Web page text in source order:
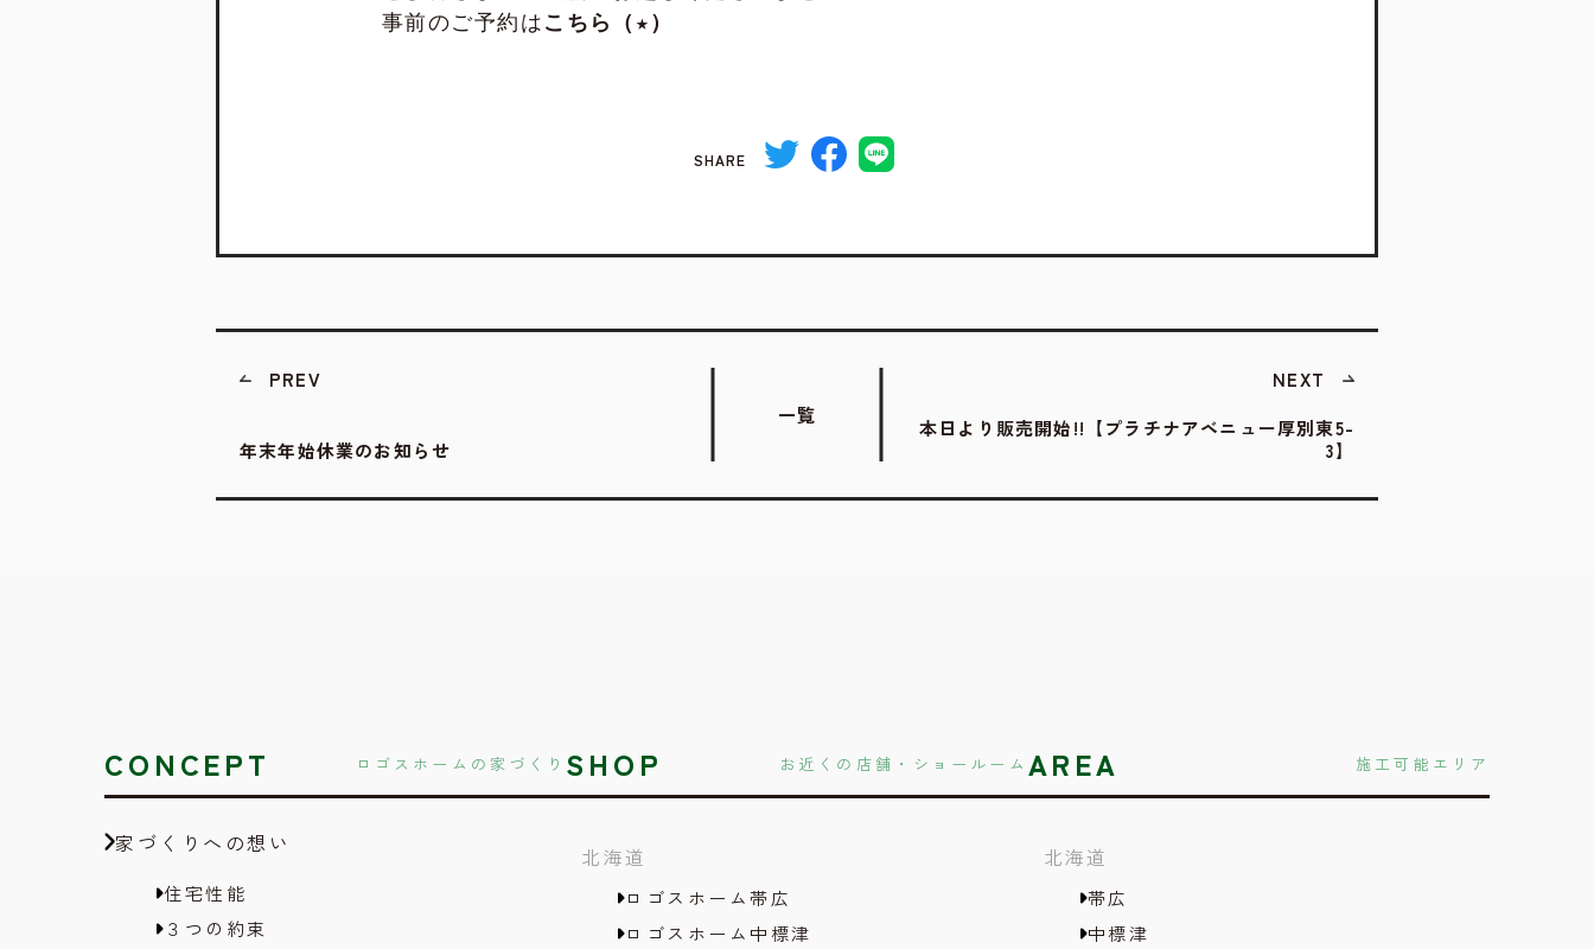
事前のご予約はこちら（★）
SHARE
PREV
年末年始休業のお知らせ
一覧
NEXT
本日より販売開始!!【プラチナアベニュー厚別東5-
3】
CONCEPT ロゴスホームの家づくり
家づくりへの想い
住宅性能
３つの約束
SHOP お近くの店舗・ショールーム
北海道
ロゴスホーム帯広
ロゴスホーム中標津
AREA 施工可能エリア
北海道
帯広
中標津